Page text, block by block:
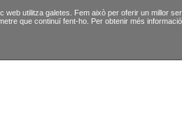
web utilitza galetes. Fem això per oferir un millor
que continuï fent-ho. Per obtenir més